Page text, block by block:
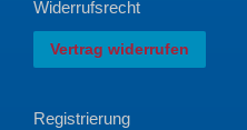
Widerrufsrecht
Vertrag widerrufen
Registrierung